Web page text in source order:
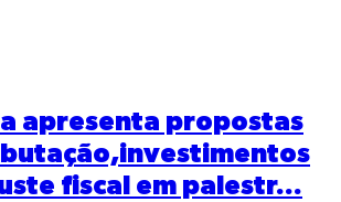
apresenta propostas
fiscal em palestr...